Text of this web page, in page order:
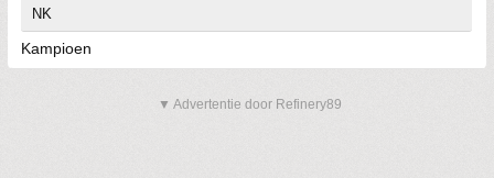
NK
Kampioen
▼ Advertentie door Refinery89